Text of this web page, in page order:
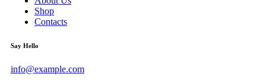
Shop
Contacts
Say Hello
info@example.com